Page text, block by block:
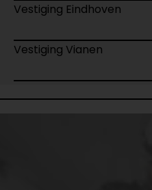
Vestiging Eindhoven
Vestiging Vianen